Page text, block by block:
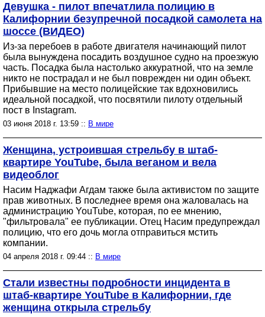
Девушка - пилот впечатлила полицию в
Калифорнии безупречной посадкой самолета на
шоссе (ВИДЕО)
Из-за перебоев в работе двигателя начинающий пилот
была вынуждена посадить воздушное судно на проезжую
часть. Посадка была настолько аккуратной, что на земле
никто не пострадал и не был поврежден ни один объект.
Прибывшие на место полицейские так вдохновились
идеальной посадкой, что посвятили пилоту отдельный
пост в Instagram.
03 июня 2018 г. 13:59 :: В мире
Женщина, устроившая стрельбу в штаб-
квартире YouTube, была веганом и вела
видеоблог
Насим Наджафи Агдам также была активистом по защите
прав животных. В последнее время она жаловалась на
администрацию YouTube, которая, по ее мнению,
"фильтровала" ее публикации. Отец Насим предупреждал
полицию, что его дочь могла отправиться мстить
компании.
04 апреля 2018 г. 09:44 :: В мире
Стали известны подробности инцидента в
штаб-квартире YouTube в Калифорнии, где
женщина открыла стрельбу